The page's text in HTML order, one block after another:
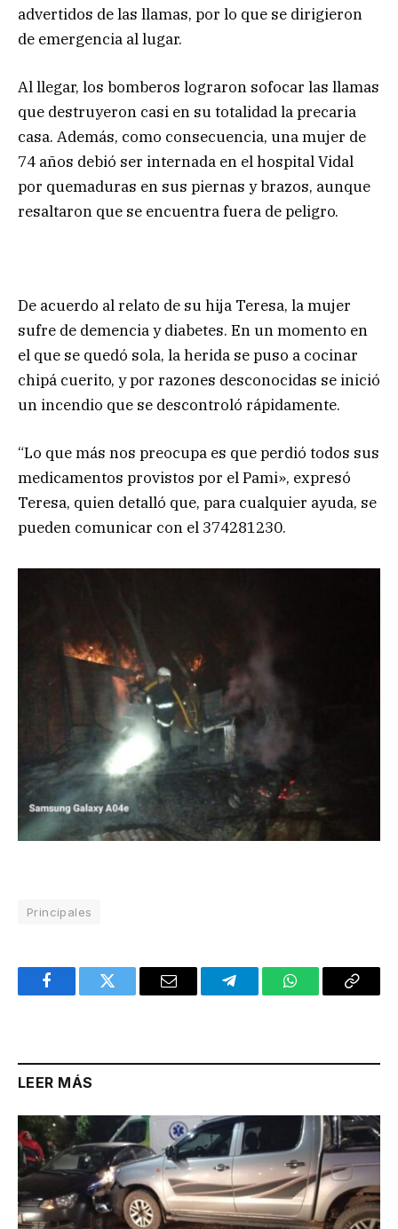
advertidos de las llamas, por lo que se dirigieron
de emergencia al lugar.
Al llegar, los bomberos lograron sofocar las llamas
que destruyeron casi en su totalidad la precaria
casa. Además, como consecuencia, una mujer de
74 años debió ser internada en el hospital Vidal
por quemaduras en sus piernas y brazos, aunque
resaltaron que se encuentra fuera de peligro.
De acuerdo al relato de su hija Teresa, la mujer
sufre de demencia y diabetes. En un momento en
el que se quedó sola, la herida se puso a cocinar
chipá cuerito, y por razones desconocidas se inició
un incendio que se descontroló rápidamente.
“Lo que más nos preocupa es que perdió todos sus
medicamentos provistos por el Pami», expresó
Teresa, quien detalló que, para cualquier ayuda, se
pueden comunicar con el 374281230.
Principales
FacebookTwitter Email TelegramWhatsAppCopy
LEER MÁS